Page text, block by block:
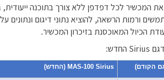
את המכשיר לכל דפדפן ללא צורך בתוכנה ייעודית,
ורמות הרשאה, להוציא נתוני דיגום ונתונים על
הכיול המאוכסנת בזיכרון המכשיר.
הקודם) MAS-100 Sirius (החדש)